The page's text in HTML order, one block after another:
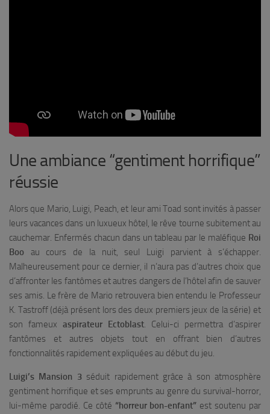
Une ambiance “gentiment horrifique”
réussie
Alors que Mario, Luigi, Peach, et leur ami Toad sont invités à passer
leurs vacances dans un luxueux hôtel, le rêve tourne subitement au
cauchemar. Enfermés chacun dans un tableau par le maléfique Roi
Boo au cours de la nuit, seul Luigi parvient à s’échapper.
Malheureusement pour ce dernier, il n’aura pas d’autres choix que
d’affronter les fantômes et autres dangers de l’hôtel afin de sauver
ses amis. Le frère de Mario retrouvera bien entendu le Professeur
K. Tastroff (déjà présent lors des deux premiers jeux de la série) et
son fameux aspirateur Ectoblast. Celui-ci permettra d’aspirer
fantômes et autres objets tout en offrant bien d’autres
fonctionnalités rapidement expliquées au début du jeu.
Luigi’s Mansion 3séduit rapidement grâce à son atmosphère
gentiment horrifique et ses emprunts au genre du survival-horror,
lui-même parodié. Ce côté “horreur bon-enfant” est soutenu par